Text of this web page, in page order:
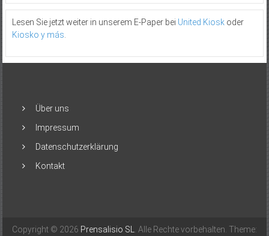
Lesen Sie jetzt weiter in unserem E-Paper bei United Kioskoder
Kiosko y más.
Über uns
Impressum
Datenschutzerklärung
Kontakt
Copyright © 2026 Prensalisio SL. Alle Rechte vorbehalten. Theme: